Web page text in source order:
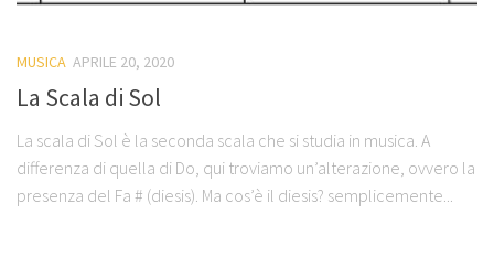
MUSICA APRILE 20, 2020
La Scala di Sol
La scala di Sol è la seconda scala che si studia in musica. A
differenza di quella di Do, qui troviamo un’alterazione, ovvero la
presenza del Fa # (diesis). Ma cos’è il diesis? semplicemente...